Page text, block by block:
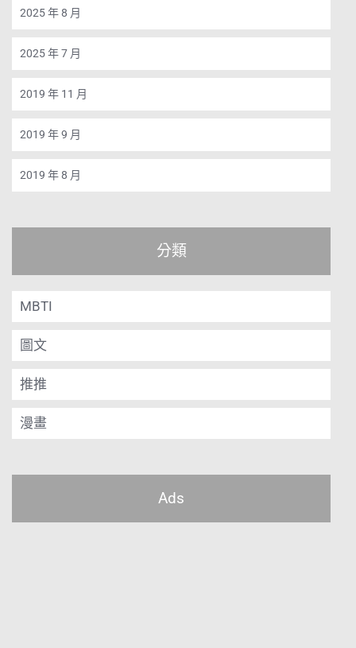
2025 年 8 月
2025 年 7 月
2019 年 11 月
2019 年 9 月
2019 年 8 月
分類
MBTI
圖文
推推
漫畫
Ads